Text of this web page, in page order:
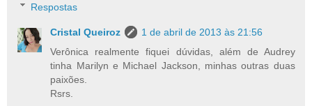
Respostas
Cristal Queiroz
1 de abril de 2013 às 21:56
Verônica realmente fiquei dúvidas, além de Audrey
tinha Marilyn e Michael Jackson, minhas outras duas
paixões.
Rsrs.